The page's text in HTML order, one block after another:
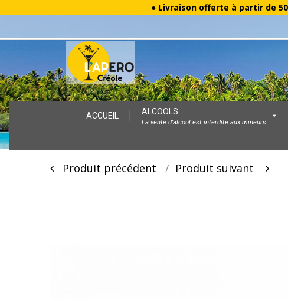
● Livraison offerte à partir de
Skip
to
content
ACCUEIL ALCOOLS
La vente d’alcool est interdite aux mineurs
Post
Produit précédent Produit suivant